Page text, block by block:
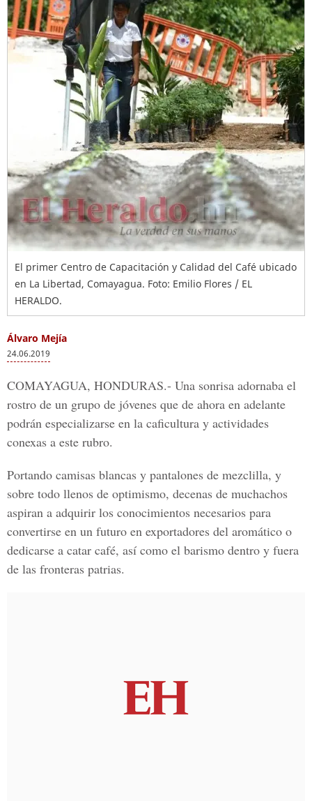
El primer Centro de Capacitación y Calidad del Café ubicado
en La Libertad, Comayagua. Foto: Emilio Flores / EL
HERALDO.
Álvaro Mejía
24.06.2019
COMAYAGUA, HONDURAS.- Una sonrisa adornaba el
rostro de un grupo de jóvenes que de ahora en adelante
podrán especializarse en la caficultura y actividades
conexas a este rubro.
Portando camisas blancas y pantalones de mezclilla, y
sobre todo llenos de optimismo, decenas de muchachos
aspiran a adquirir los conocimientos necesarios para
convertirse en un futuro en exportadores del aromático o
dedicarse a catar café, así como el barismo dentro y fuera
de las fronteras patrias.